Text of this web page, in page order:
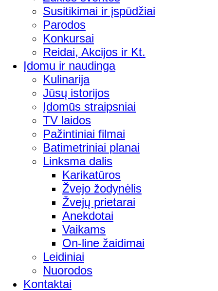
Susitikimai ir įspūdžiai
Parodos
Konkursai
Reidai, Akcijos ir Kt.
Įdomu ir naudinga
Kulinarija
Jūsų istorijos
Įdomūs straipsniai
TV laidos
Pažintiniai filmai
Batimetriniai planai
Linksma dalis
Karikatūros
Žvejo žodynėlis
Žvejų prietarai
Anekdotai
Vaikams
On-line žaidimai
Leidiniai
Nuorodos
Kontaktai